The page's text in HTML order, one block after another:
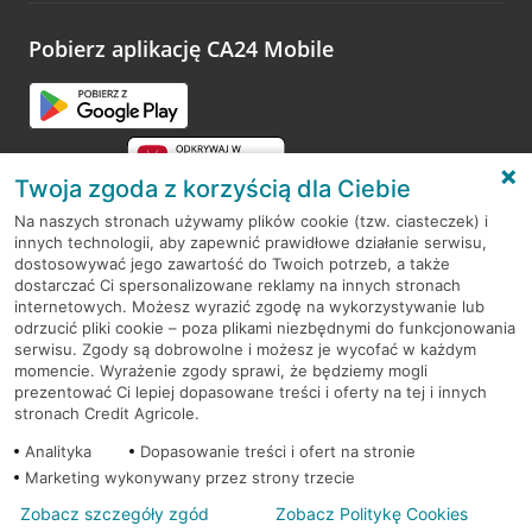
opinie.
Pobierz aplikację CA24 Mobile
RODO
Regulamin serwisu
Mapa serwisu
PolitykaCookies
© 2026 Credit Agricole Bank Polska S.A. Wszelkie prawa zastrzeżone
Twoja zgoda z korzyścią dla Ciebie
Na naszych stronach używamy plików cookie (tzw. ciasteczek) i
innych technologii, aby zapewnić prawidłowe działanie serwisu,
dostosowywać jego zawartość do Twoich potrzeb, a także
dostarczać Ci spersonalizowane reklamy na innych stronach
internetowych. Możesz wyrazić zgodę na wykorzystywanie lub
odrzucić pliki cookie – poza plikami niezbędnymi do funkcjonowania
serwisu. Zgody są dobrowolne i możesz je wycofać w każdym
momencie. Wyrażenie zgody sprawi, że będziemy mogli
prezentować Ci lepiej dopasowane treści i oferty na tej i innych
stronach Credit Agricole.
Analityka
Dopasowanie treści i ofert na stronie
Marketing wykonywany przez strony trzecie
Zobacz szczegóły zgód Zobacz Politykę Cookies